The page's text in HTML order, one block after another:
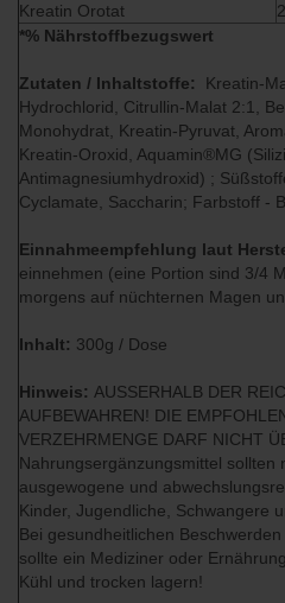
Kreatin Orotat
*% Nährstoffbezugswert
Zutaten / Inhaltstoffe:
Kreatin-
Hydrochlorid, Citrullin-Malat 2:1,
Monohydrat, Kreatin-Pyruvat,
Kreatin-Oroxid, Aquamin®MG
Antimagnesiumhydroxid) ;
Cyclamate, Saccharin; Farbstoff -
Einnahmeempfehlung laut
einnehmen (eine Portion sind 3/4
morgens auf nüchternen Magen
Inhalt: 300g / Dose
Hinweis: AUSSERHALB DER
AUFBEWAHREN! DIE
VERZEHRMENGE DARF NICHT
Nahrungsergänzungsmittel sollten
ausgewogene und
Kinder, Jugendliche, Schwangere
Bei gesundheitlichen
sollte ein Mediziner oder
Kühl und trocken lagern!